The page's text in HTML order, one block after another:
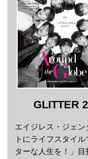
GLITTER
エイジレス・ジェ
トにライフスタイ
ターな人生を！」